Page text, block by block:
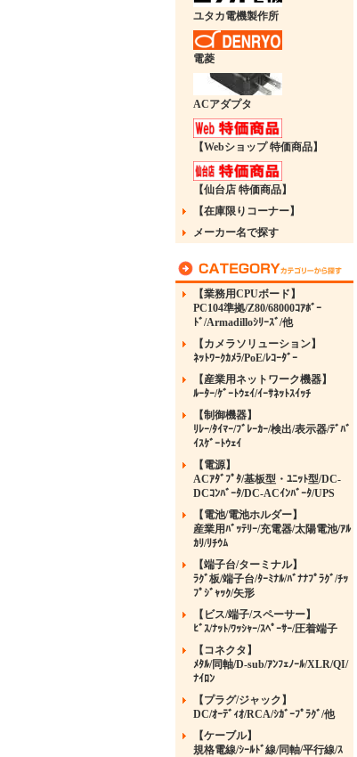
ユタカ電機製作所
電菱
ACアダプタ
【Webショップ 特価商品】
【仙台店 特価商品】
【在庫限りコーナー】
メーカー名で探す
【業務用CPUボード】
PC104準拠/Z80/68000ｺｱﾎﾞｰ
ﾄﾞ/Armadilloｼﾘｰｽﾞ/他
【カメラソリューション】
ﾈｯﾄﾜｰｸｶﾒﾗ/PoE/ﾚｺｰﾀﾞｰ
【産業用ネットワーク機器】
ﾙｰﾀｰ/ｹﾞｰﾄｳｪｲ/ｲｰｻﾈｯﾄｽｲｯﾁ
【制御機器】
ﾘﾚｰ/ﾀｲﾏｰ/ﾌﾞﾚｰｶｰ/検出/表示器/ﾃﾞﾊﾞ
ｲｽｹﾞｰﾄｳｪｲ
【電源】
ACｱﾀﾞﾌﾟﾀ/基板型・ﾕﾆｯﾄ型/DC-
DCｺﾝﾊﾞｰﾀ/DC-ACｲﾝﾊﾞｰﾀ/UPS
【電池/電池ホルダー】
産業用ﾊﾞｯﾃﾘｰ/充電器/太陽電池/ｱﾙ
ｶﾘ/ﾘﾁｳﾑ
【端子台/ターミナル】
ﾗｸﾞ板/端子台/ﾀｰﾐﾅﾙ/ﾊﾞﾅﾅﾌﾟﾗｸﾞ/ﾁｯ
ﾌﾟｼﾞｬｯｸ/矢形
【ビス/端子/スペーサー】
ﾋﾞｽ/ﾅｯﾄ/ﾜｯｼｬｰ/ｽﾍﾟｰｻｰ/圧着端子
【コネクタ】
ﾒﾀﾙ/同軸/D-sub/ｱﾝﾌｪﾉｰﾙ/XLR/QI/
ﾅｲﾛﾝ
【プラグ/ジャック】
DC/ｵｰﾃﾞｨｵ/RCA/ｼｶﾞｰﾌﾟﾗｸﾞ/他
【ケーブル】
規格電線/ｼｰﾙﾄﾞ線/同軸/平行線/ｽ